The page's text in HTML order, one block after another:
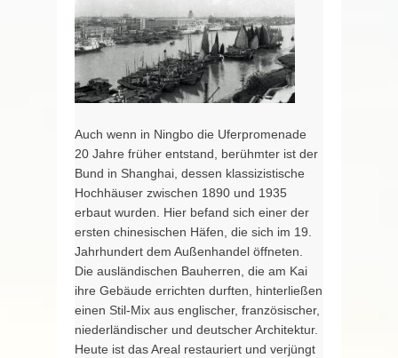
Auch wenn in Ningbo die Uferpromenade
20 Jahre früher entstand, berühmter ist der
Bund in Shanghai, dessen klassizistische
Hochhäuser zwischen 1890 und 1935
erbaut wurden. Hier befand sich einer der
ersten chinesischen Häfen, die sich im 19.
Jahrhundert dem Außenhandel öffneten.
Die ausländischen Bauherren, die am Kai
ihre Gebäude errichten durften, hinterließen
einen Stil-Mix aus englischer, französischer,
niederländischer und deutscher Architektur.
Heute ist das Areal restauriert und verjüngt